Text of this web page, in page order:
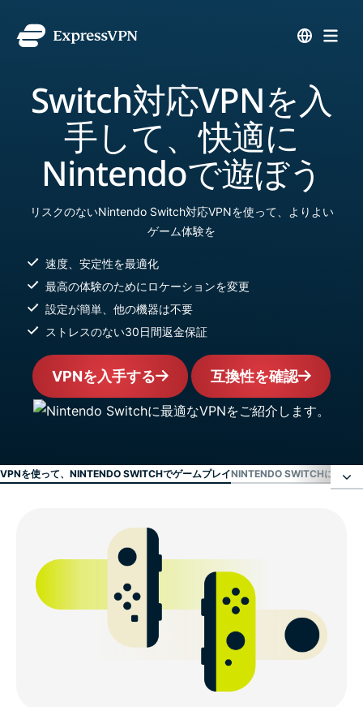
Switch対応VPNを入
手して、快適に
Nintendoで遊ぼう
リスクのないNintendo Switch対応VPNを使って、よりよい
ゲーム体験を
速度、安定性を最適化
最高の体験のためにロケーションを変更
設定が簡単、他の機器は不要
ストレスのない30日間返金保証
VPNを入手する 互換性を確認
VPNを使って、NINTENDO SWITCHでゲームプレイNINTENDO SWITCHに
Nintendo SwitchにExpressVPNを設定する方法
動画：Nintendo SwitchでExpressVPNを使う方法